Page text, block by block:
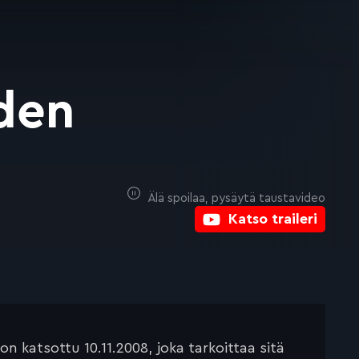
Katso traileri
Älä spoilaa, pysäytä taustavideo
katsottu 10.11.2008, joka tarkoittaa sitä